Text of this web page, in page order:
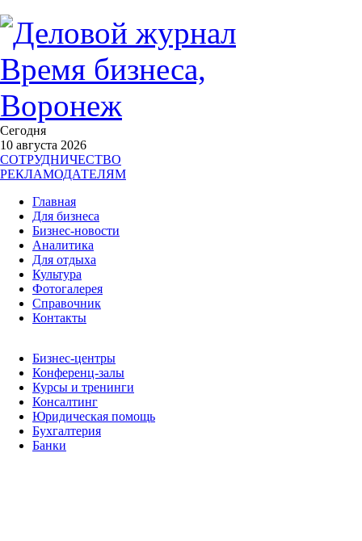
Сегодня
10 августа 2026
СОТРУДНИЧЕСТВО
РЕКЛАМОДАТЕЛЯМ
Главная
Для бизнеса
Бизнес-новости
Аналитика
Для отдыха
Культура
Фотогалерея
Справочник
Контакты
Бизнес-центры
Конференц-залы
Курсы и тренинги
Консалтинг
Юридическая помощь
Бухгалтерия
Банки